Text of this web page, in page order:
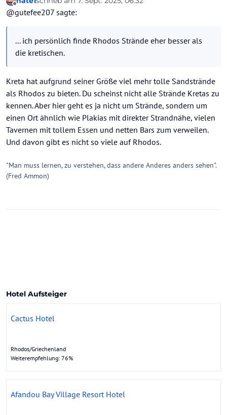
Vlycha jedoch nur wegen der Nähe zu Lindos.
Schöner Strandort ist auch Pefki. All diese Orte
auch für individuelle Reisen geeignet. Ich kenne
wärmer, weniger windig, weniger schroff und es
gibt deutlich mehr große Hotelanlagen als in
Südkreta, die Ausrichtung ist mehr auf
Pauschalreisen abgestimmt. Dennoch, beides hat
seinen Reiz, und ich persönlich finde Rhodos
Strände eher besser als die kretischen.
Offline zuletzt editiert von nate1 9. Juli 2025, 06:36
@gutefee207 sagte:
... ich persönlich finde Rhodos Strände eher besser als
die kretischen.
Kreta hat aufgrund seiner Größe viel mehr tolle Sandstrände
als Rhodos zu bieten. Du scheinst nicht alle Strände Kretas zu
kennen. Aber hier geht es ja nicht um Strände, sondern um
einen Ort ähnlich wie Plakias mit direkter Strandnähe, vielen
Tavernen mit tollem Essen und netten Bars zum verweilen.
Und davon gibt es nicht so viele auf Rhodos.
"Man muss lernen, zu verstehen, dass andere Anderes anders sehen".
(Fred Ammon)
Hotel Aufsteiger
Cactus Hotel
Rhodos/Griechenland
Weiterempfehlung: 76%
Afandou Bay Village Resort Hotel